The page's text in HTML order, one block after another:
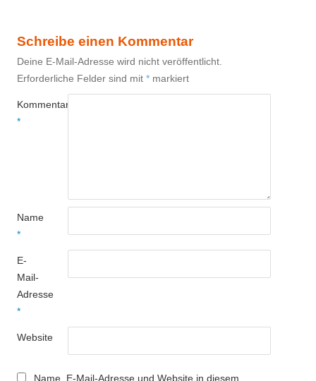
Schreibe einen Kommentar
Deine E-Mail-Adresse wird nicht veröffentlicht.
Erforderliche Felder sind mit * markiert
Kommentar
*
Name
*
E-
Mail-
Adresse
*
Website
Name, E-Mail-Adresse und Website in diesem